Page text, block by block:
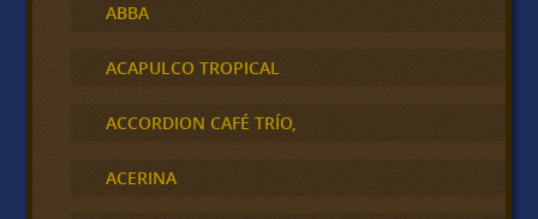
ABBA
ACAPULCO TROPICAL
ACCORDION CAFÉ TRÍO,
ACERINA